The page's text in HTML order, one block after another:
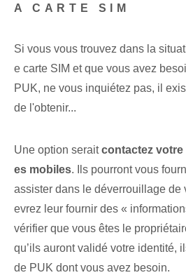
A CARTE SIM
Si vous vous trouvez dans la
e carte SIM et que vous avez
PUK, ne vous inquiétez pas, il
de l'obtenir...
Une option seraitcontactez
es mobiles. Ils pourront vous
assister dans le déverrouillage de
evrez leur fournir des «
vérifier que vous êtes‌ le
qu’ils auront validé votre identité,
de PUK dont vous avez besoin.